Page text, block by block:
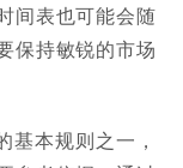
间表也可能会随
保持敏锐的市场
基本规则之一，